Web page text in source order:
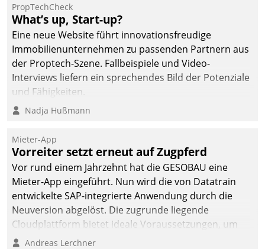
PropTechCheck
What’s up, Start-up?
Eine neue Website führt innovationsfreudige
Immobilienunternehmen zu passenden Partnern aus
der Proptech-Szene. Fallbeispiele und Video-
Interviews liefern ein sprechendes Bild der Potenziale
und Fähigkeiten.
Nadja Hußmann
Mieter-App
Vorreiter setzt erneut auf Zugpferd
Vor rund einem Jahrzehnt hat die GESOBAU eine
Mieter-App eingeführt. Nun wird die von Datatrain
entwickelte SAP-integrierte Anwendung durch die
Neuversion abgelöst. Die zugrunde liegende
Cloudplattform bietet ideale Voraussetzungen, um
die Funktionalität der App zu erweitern und weitere
Andreas Lerchner